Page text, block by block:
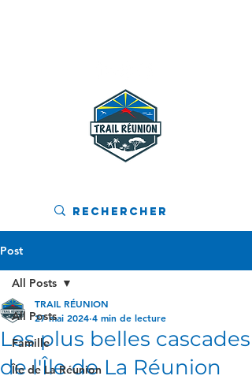
Post
All Posts
Famille
Île de La Réunion
All Posts
Les plus belles cascades
de l'Île de La Réunion
TRAIL RÉUNION
27 mai 2024 4 min de lecture